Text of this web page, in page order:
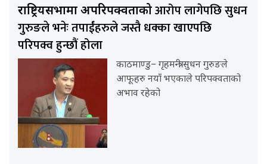
राष्ट्रियसभामा अपरिपक्वताकोआरोप लागेपछि सुधन
गुरुङले भनेः तपाईंहरुले जस्तै धक्का खाएपछि
परिपक्व हुन्छौं होला
काठमाण्डु– गृहमन्त्री सुधन गुरुङले
आफूहरु नयाँ भएकाले परिपक्वताको
अभाव रहेको